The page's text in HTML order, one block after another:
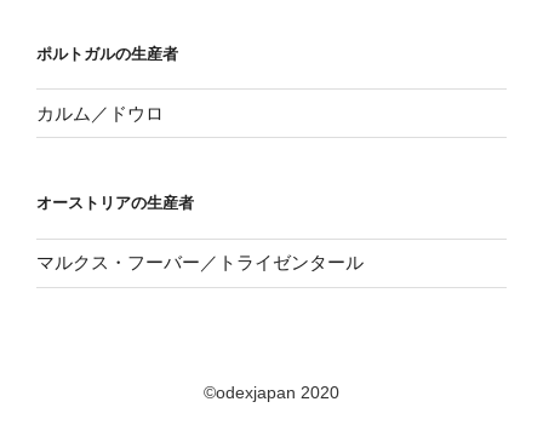
ポルトガルの生産者
カルム／ドウロ
オーストリアの生産者
マルクス・フーバー／トライゼンタール
©odexjapan 2020